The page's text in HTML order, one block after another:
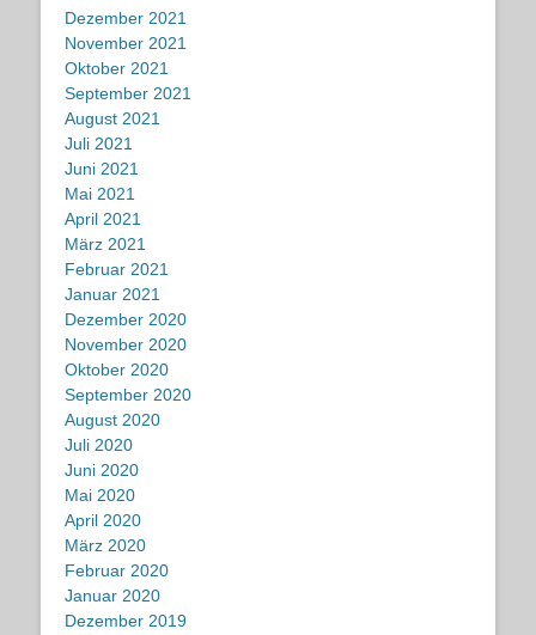
Dezember 2021
November 2021
Oktober 2021
September 2021
August 2021
Juli 2021
Juni 2021
Mai 2021
April 2021
März 2021
Februar 2021
Januar 2021
Dezember 2020
November 2020
Oktober 2020
September 2020
August 2020
Juli 2020
Juni 2020
Mai 2020
April 2020
März 2020
Februar 2020
Januar 2020
Dezember 2019